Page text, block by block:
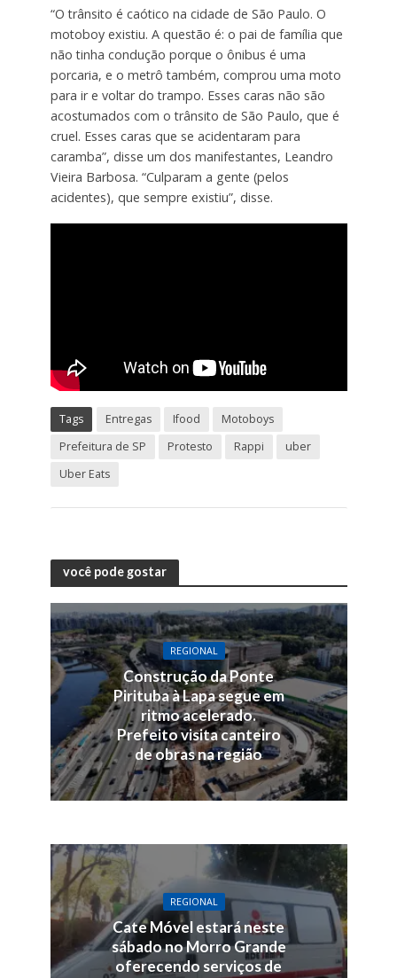
“O trânsito é caótico na cidade de São Paulo. O
motoboy existiu. A questão é: o pai de família que
não tinha condução porque o ônibus é uma
porcaria, e o metrô também, comprou uma moto
para ir e voltar do trampo. Esses caras não são
acostumados com o trânsito de São Paulo, que é
cruel. Esses caras que se acidentaram para
caramba”, disse um dos manifestantes, Leandro
Vieira Barbosa. “Culparam a gente (pelos
acidentes), que sempre existiu”, disse.
Tags Entregas Ifood
Motoboys
Prefeitura de SP
Protesto Rappi
uber
Uber Eats
você pode gostar
REGIONAL
Construção da Ponte
Pirituba à Lapa segue em
ritmo acelerado.
Prefeito visita canteiro
de obras na região
REGIONAL
Cate Móvel estará neste
sábado no Morro Grande
oferecendo serviços de